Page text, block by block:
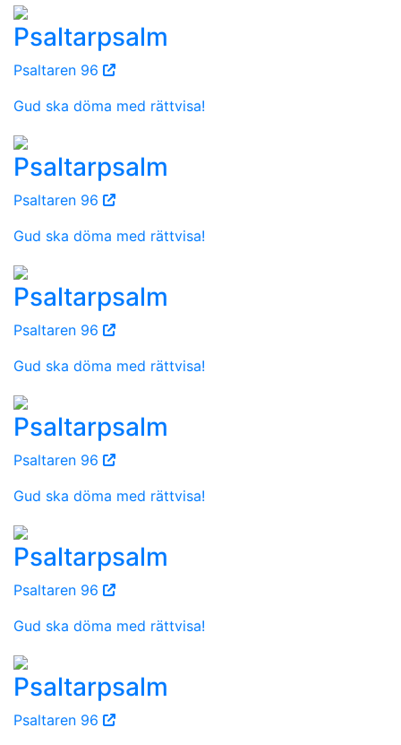
Psaltarpsalm
Psaltaren 96
Gud ska döma med rättvisa!
Psaltarpsalm
Psaltaren 96
Gud ska döma med rättvisa!
Psaltarpsalm
Psaltaren 96
Gud ska döma med rättvisa!
Psaltarpsalm
Psaltaren 96
Gud ska döma med rättvisa!
Psaltarpsalm
Psaltaren 96
Gud ska döma med rättvisa!
Psaltarpsalm
Psaltaren 96